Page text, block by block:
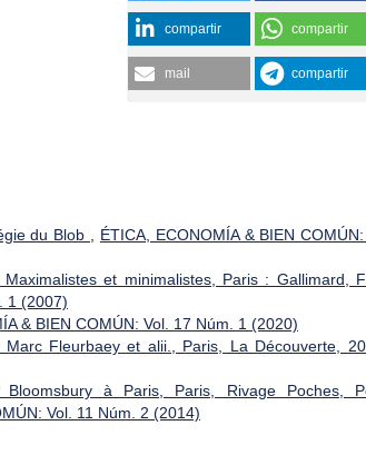
compartir compartir
mail compartir
du Blob
ÉTICA, ECONOMÍA & BIEN COMÚN:
et minimalistes, Paris : Gallimard,
1 (2007)
& BIEN COMÚN: Vol. 17 Núm. 1 (2020)
Fleurbaey et alii., Paris, La Découverte,
à Paris, Paris, Rivage Poches,
Vol. 11 Núm. 2 (2014)